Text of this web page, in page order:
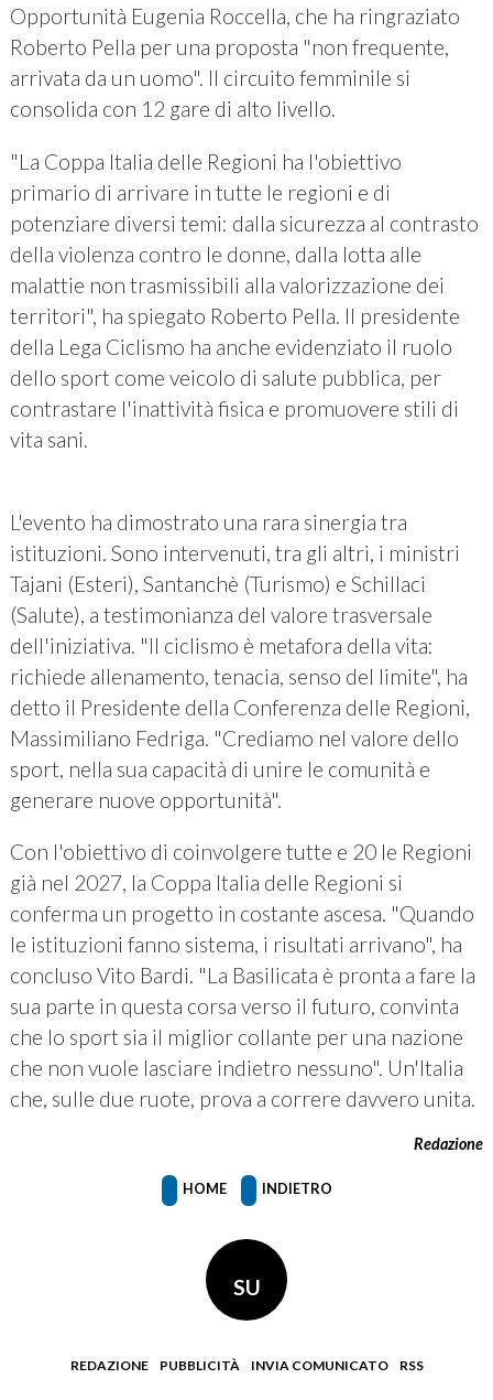
Opportunità Eugenia Roccella, che ha ringraziato
Roberto Pella per una proposta "non frequente,
arrivata da un uomo". Il circuito femminile si
consolida con 12 gare di alto livello.
"La Coppa Italia delle Regioni ha l'obiettivo
primario di arrivare in tutte le regioni e di
potenziare diversi temi: dalla sicurezza al contrasto
della violenza contro le donne, dalla lotta alle
malattie non trasmissibili alla valorizzazione dei
territori", ha spiegato Roberto Pella. Il presidente
della Lega Ciclismo ha anche evidenziato il ruolo
dello sport come veicolo di salute pubblica, per
contrastare l'inattività fisica e promuovere stili di
vita sani.
L'evento ha dimostrato una rara sinergia tra
istituzioni. Sono intervenuti, tra gli altri, i ministri
Tajani (Esteri), Santanchè (Turismo) e Schillaci
(Salute), a testimonianza del valore trasversale
dell'iniziativa. "Il ciclismo è metafora della vita:
richiede allenamento, tenacia, senso del limite", ha
detto il Presidente della Conferenza delle Regioni,
Massimiliano Fedriga. "Crediamo nel valore dello
sport, nella sua capacità di unire le comunità e
generare nuove opportunità".
Con l'obiettivo di coinvolgere tutte e 20 le Regioni
già nel 2027, la Coppa Italia delle Regioni si
conferma un progetto in costante ascesa. "Quando
le istituzioni fanno sistema, i risultati arrivano", ha
concluso Vito Bardi. "La Basilicata è pronta a fare la
sua parte in questa corsa verso il futuro, convinta
che lo sport sia il miglior collante per una nazione
che non vuole lasciare indietro nessuno". Un'Italia
che, sulle due ruote, prova a correre davvero unita.
Redazione
HOME INDIETRO
SU
REDAZIONE PUBBLICITÀ INVIA COMUNICATO RSS